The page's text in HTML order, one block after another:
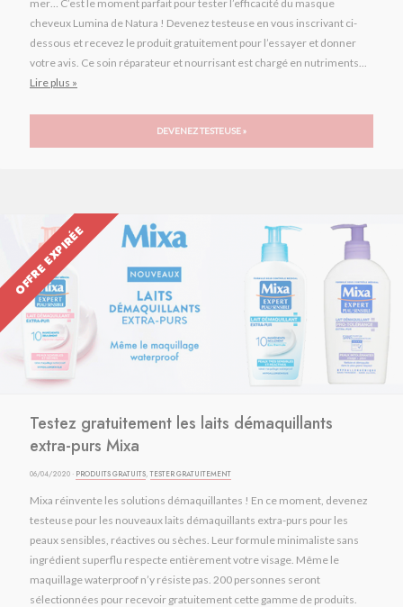
mer… C’est le moment parfait pour tester l’efficacité du masque
cheveux Lumina de Natura ! Devenez testeuse en vous inscrivant ci-
dessous et recevez le produit gratuitement pour l’essayer et donner
votre avis. Ce soin réparateur et nourrisant est chargé en nutriments...
Lire plus »
DEVENEZ TESTEUSE »
OFFRE EXPIRÉE
Testez gratuitement les laits démaquillants
extra-purs Mixa
06/04/2020 · PRODUITS GRATUITS,TESTER GRATUITEMENT
Mixa réinvente les solutions démaquillantes ! En ce moment, devenez
testeuse pour les nouveaux laits démaquillants extra-purs pour les
peaux sensibles, réactives ou sèches. Leur formule minimaliste sans
ingrédient superflu respecte entièrement votre visage. Même le
maquillage waterproof n’y résiste pas. 200 personnes seront
sélectionnées pour recevoir gratuitement cette gamme de produits.